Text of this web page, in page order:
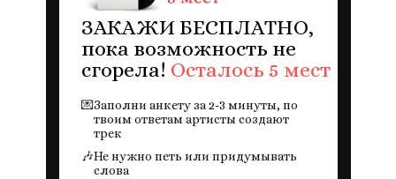
ЗАКАЖИ БЕСПЛАТНО,
пока возможность не
сгорела! Осталось 5 мест
💌Заполни анкету за 2-3 минуты, по
твоим ответам артисты создают
трек
🎶Не нужно петь или придумывать
слова